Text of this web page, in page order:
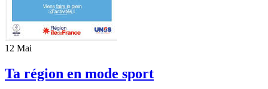
12 Mai
Ta région en mode sport